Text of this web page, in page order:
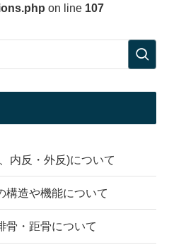
on line 107
内反・外反)について
構造や機能について
骨・距骨について